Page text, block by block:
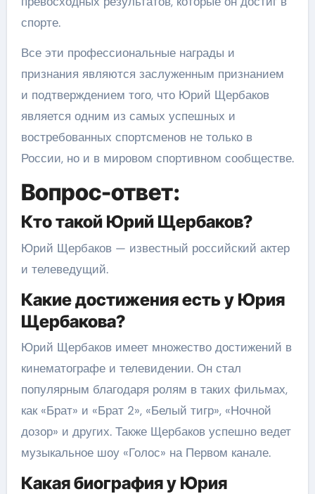
спорте.
Все эти профессиональные награды и
признания являются заслуженным признанием
и подтверждением того, что Юрий Щербаков
является одним из самых успешных и
востребованных спортсменов не только в
России, но и в мировом спортивном сообществе.
Вопрос-ответ:
Кто такой Юрий Щербаков?
Юрий Щербаков — известный российский актер
и телеведущий.
Какие достижения есть у Юрия
Щербакова?
Юрий Щербаков имеет множество достижений в
кинематографе и телевидении. Он стал
популярным благодаря ролям в таких фильмах,
как «Брат» и «Брат 2», «Белый тигр», «Ночной
дозор» и других. Также Щербаков успешно ведет
музыкальное шоу «Голос» на Первом канале.
Какая биография у Юрия